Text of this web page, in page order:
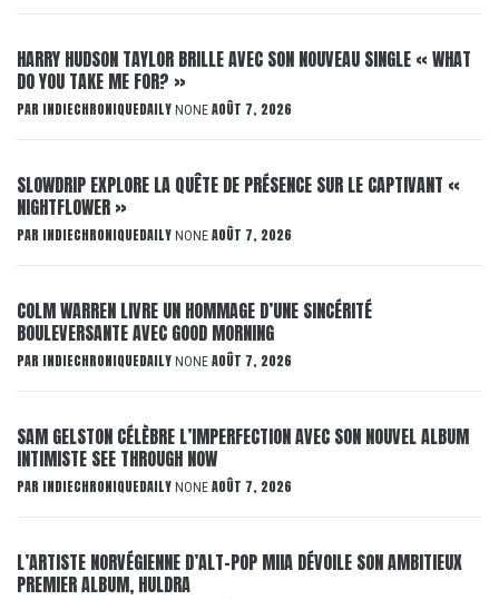
HARRY HUDSON TAYLOR BRILLE AVEC SON NOUVEAU SINGLE « WHAT
DO YOU TAKE ME FOR? »
PAR INDIECHRONIQUEDAILY NONE AOÛT 7, 2026
SLOWDRIP EXPLORE LA QUÊTE DE PRÉSENCE SUR LE CAPTIVANT «
NIGHTFLOWER »
PAR INDIECHRONIQUEDAILY NONE AOÛT 7, 2026
COLM WARREN LIVRE UN HOMMAGE D’UNE SINCÉRITÉ
BOULEVERSANTE AVEC GOOD MORNING
PAR INDIECHRONIQUEDAILY NONE AOÛT 7, 2026
SAM GELSTON CÉLÈBRE L’IMPERFECTION AVEC SON NOUVEL ALBUM
INTIMISTE SEE THROUGH NOW
PAR INDIECHRONIQUEDAILY NONE AOÛT 7, 2026
L’ARTISTE NORVÉGIENNE D’ALT-POP MIIA DÉVOILE SON AMBITIEUX
PREMIER ALBUM, HULDRA